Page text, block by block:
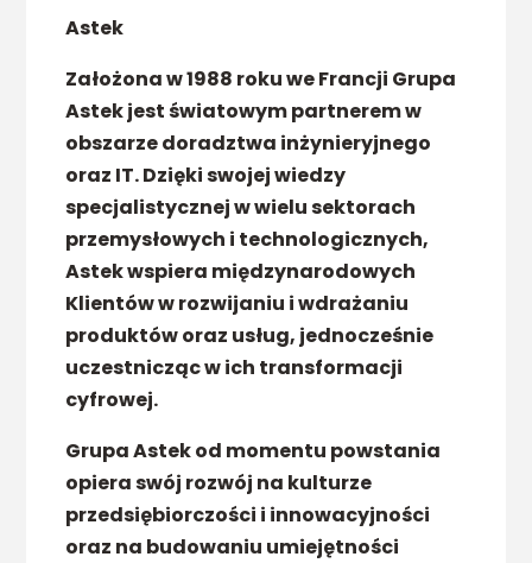
Astek
Założona w 1988 roku we Francji Grupa
Astek jest światowym partnerem w
obszarze doradztwa inżynieryjnego
oraz IT. Dzięki swojej wiedzy
specjalistycznej w wielu sektorach
przemysłowych i technologicznych,
Astek wspiera międzynarodowych
Klientów w rozwijaniu i wdrażaniu
produktów oraz usług, jednocześnie
uczestnicząc w ich transformacji
cyfrowej.
Grupa Astek od momentu powstania
opiera swój rozwój na kulturze
przedsiębiorczości i innowacyjności
oraz na budowaniu umiejętności